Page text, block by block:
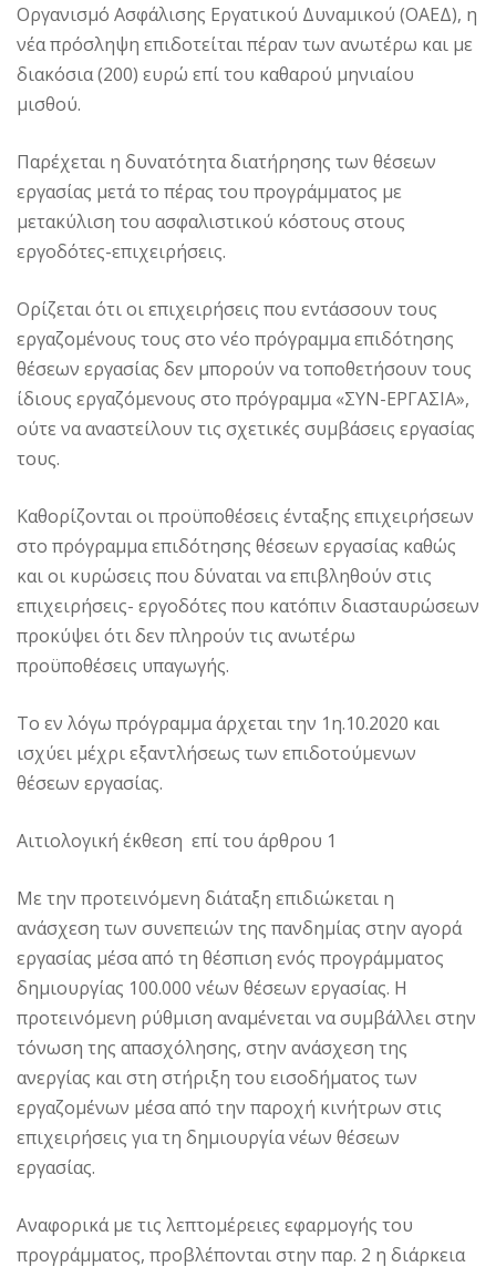
Οργανισμό Ασφάλισης Εργατικού Δυναμικού (ΟΑΕΔ), η
νέα πρόσληψη επιδοτείται πέραν των ανωτέρω και με
διακόσια (200) ευρώ επί του καθαρού μηνιαίου
μισθού.
Παρέχεται η δυνατότητα διατήρησης των θέσεων
εργασίας μετά το πέρας του προγράμματος με
μετακύλιση του ασφαλιστικού κόστους στους
εργοδότες-επιχειρήσεις.
Ορίζεται ότι οι επιχειρήσεις που εντάσσουν τους
εργαζομένους τους στο νέο πρόγραμμα επιδότησης
θέσεων εργασίας δεν μπορούν να τοποθετήσουν τους
ίδιους εργαζόμενους στο πρόγραμμα «ΣΥΝ-ΕΡΓΑΣΙΑ»,
ούτε να αναστείλουν τις σχετικές συμβάσεις εργασίας
τους.
Καθορίζονται οι προϋποθέσεις ένταξης επιχειρήσεων
στο πρόγραμμα επιδότησης θέσεων εργασίας καθώς
και οι κυρώσεις που δύναται να επιβληθούν στις
επιχειρήσεις- εργοδότες που κατόπιν διασταυρώσεων
προκύψει ότι δεν πληρούν τις ανωτέρω
προϋποθέσεις υπαγωγής.
Το εν λόγω πρόγραμμα άρχεται την 1η.10.2020 και
ισχύει μέχρι εξαντλήσεως των επιδοτούμενων
θέσεων εργασίας.
Αιτιολογική έκθεση επί του άρθρου 1
Με την προτεινόμενη διάταξη επιδιώκεται η
ανάσχεση των συνεπειών της πανδημίας στην αγορά
εργασίας μέσα από τη θέσπιση ενός προγράμματος
δημιουργίας 100.000 νέων θέσεων εργασίας. Η
προτεινόμενη ρύθμιση αναμένεται να συμβάλλει στην
τόνωση της απασχόλησης, στην ανάσχεση της
ανεργίας και στη στήριξη του εισοδήματος των
εργαζομένων μέσα από την παροχή κινήτρων στις
επιχειρήσεις για τη δημιουργία νέων θέσεων
εργασίας.
Αναφορικά με τις λεπτομέρειες εφαρμογής του
προγράμματος, προβλέπονται στην παρ. 2 η διάρκεια